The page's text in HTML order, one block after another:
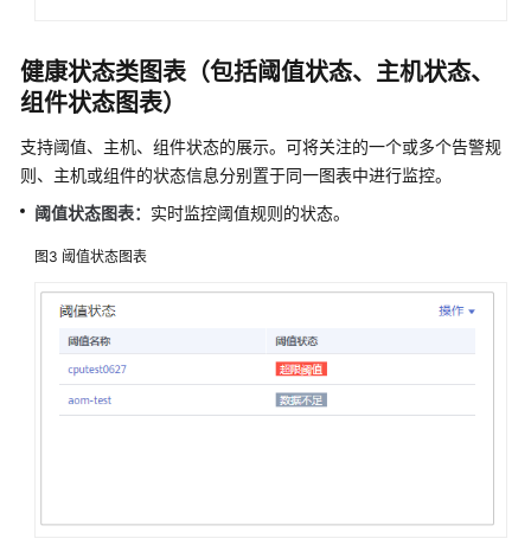
档
多
文
档
用
指
南
（1.0）
（吉
隆
健康状态类图表（包括阈值状态、主机状态、
组件状态图表）
支持阈值、主机、组件状态的展示。可将关注的一个或多个告警规
则、主机或组件的状态信息分别置于同一图表中进行监控。
阈值状态图表： 实时监控阈值规则的状态。
图3 阈值状态图表